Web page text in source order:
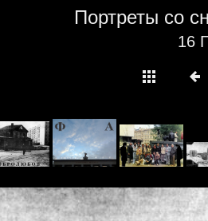
Портреты со
16